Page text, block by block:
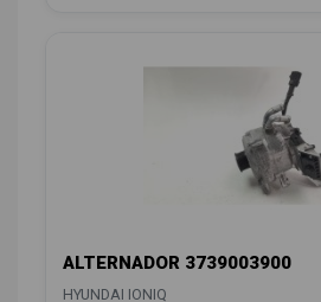
ALTERNADOR 3739003900
HYUNDAI IONIQ